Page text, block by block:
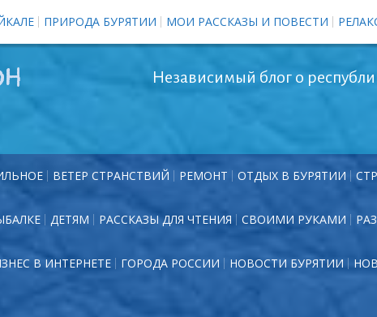
ПРИРОДА БУРЯТИИ МОИ РАССКАЗЫ И ПОВЕСТИ
Независимый блог о
ВЕТЕР СТРАНСТВИЙ РЕМОНТ ОТДЫХ В БУРЯТИИ
ДЕТЯМ РАССКАЗЫ ДЛЯ ЧТЕНИЯ СВОИМИ РУКАМИ
В ИНТЕРНЕТЕ ГОРОДА РОССИИ НОВОСТИ БУРЯТИИ